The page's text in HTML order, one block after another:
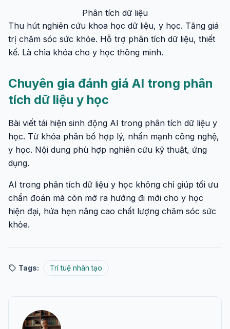
Phân tích dữ liệu
Thu hút nghiên cứu khoa học dữ liệu, y học. Tăng giá
trị chăm sóc sức khỏe. Hỗ trợ phân tích dữ liệu, thiết
kế. Là chìa khóa cho y học thông minh.
Chuyên gia đánh giá AI trong phân
tích dữ liệu y học
Bài viết tái hiện sinh động AI trong phân tích dữ liệu y
học. Từ khóa phân bổ hợp lý, nhấn mạnh công nghệ,
y học. Nội dung phù hợp nghiên cứu kỹ thuật, ứng
dụng.
AI trong phân tích dữ liệu y học không chỉ giúp tối ưu
chẩn đoán mà còn mở ra hướng đi mới cho y học
hiện đại, hứa hẹn nâng cao chất lượng chăm sóc sức
khỏe.
Tags: Trí tuệ nhân tạo